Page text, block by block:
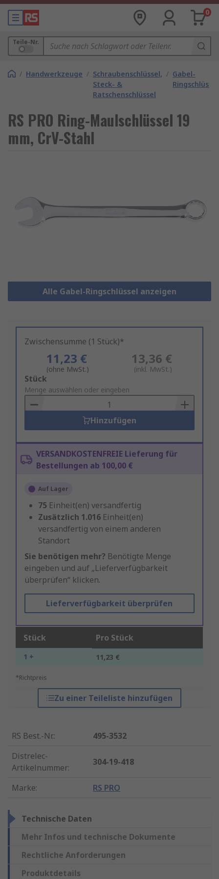
0
Teile-Nr.
/ Handwerkzeuge / Schraubenschlüssel,
Steck- &
Ratschenschlüssel
/ Gabel-
Ringschlüssel
RS PRO Ring-Maulschlüssel 19
mm, CrV-Stahl
Alle Gabel-Ringschlüssel anzeigen
Zwischensumme (1 Stück)*
11,23 €
(ohne MwSt.)
13,36 €
(inkl. MwSt.)
Add
to
Basket
Stück
Menge auswählen oder eingeben
Hinzufügen
VERSANDKOSTENFREIE Lieferung für
Bestellungen ab 100,00 €
Auf Lager
75 Einheit(en) versandfertig
Zusätzlich 1.016 Einheit(en)
versandfertig von einem anderen
Standort
Sie benötigen mehr? Benötigte Menge
eingeben und auf „Lieferverfügbarkeit
überprüfen“ klicken.
Lieferverfügbarkeit überprüfen
Stück Pro Stück
1 + 11,23 €
*Richtpreis
Zu einer Teileliste hinzufügen
RS Best.-Nr.:
495-3532
Distrelec-
Artikelnummer:
304-19-418
Marke: RS PRO
Technische Daten
Mehr Infos und technische Dokumente
Rechtliche Anforderungen
Produktdetails